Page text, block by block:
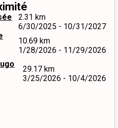
2.31 km
6/30/2025 - 10/31/2027
10.69 km
1/28/2026 - 11/29/2026
29.17 km
3/25/2026 - 10/4/2026